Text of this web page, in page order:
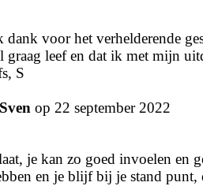
voor het verhelderende
graag leef en dat ik met mijn
S
Sven op 22 september 2022
je kan zo goed invoelen
en je blijf bij je stand punt,